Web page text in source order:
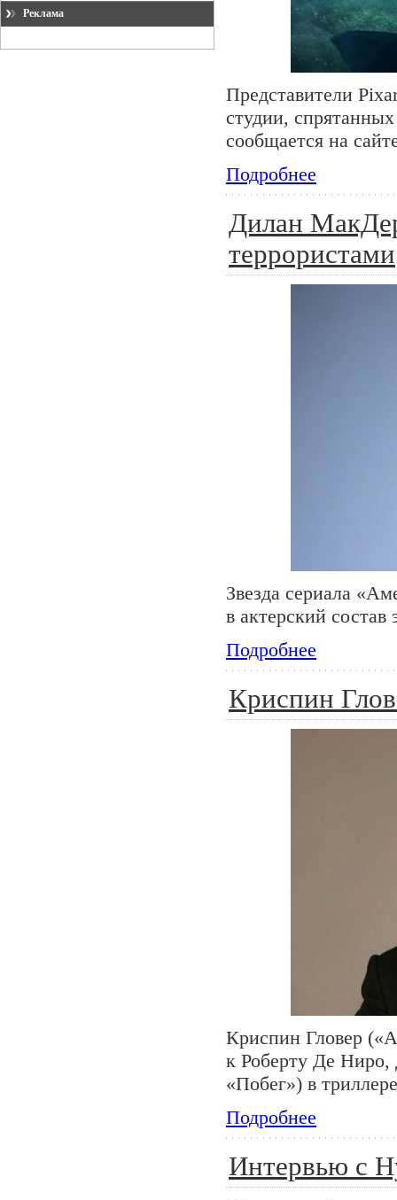
Реклама
Представители
студии,
сообщается на
Подробнее
Дилан
террористами
Звезда сериала
в актерский
Подробнее
Криспин
Криспин Гловер
к Роберту Де
«Побег») в
Подробнее
Интервью с